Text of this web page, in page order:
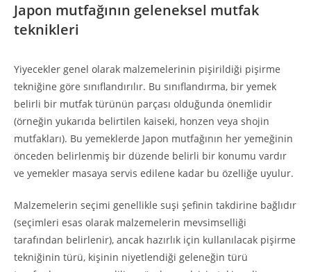
Japon mutfağının geleneksel mutfak
teknikleri
Yiyecekler genel olarak malzemelerinin pişirildiği pişirme
tekniğine göre sınıflandırılır. Bu sınıflandırma, bir yemek
belirli bir mutfak türünün parçası olduğunda önemlidir
(örneğin yukarıda belirtilen kaiseki, honzen veya shojin
mutfakları). Bu yemeklerde Japon mutfağının her yemeğinin
önceden belirlenmiş bir düzende belirli bir konumu vardır
ve yemekler masaya servis edilene kadar bu özelliğe uyulur.
Malzemelerin seçimi genellikle suşi şefinin takdirine bağlıdır
(seçimleri esas olarak malzemelerin mevsimselliği
tarafından belirlenir), ancak hazırlık için kullanılacak pişirme
tekniğinin türü, kişinin niyetlendiği geleneğin türü